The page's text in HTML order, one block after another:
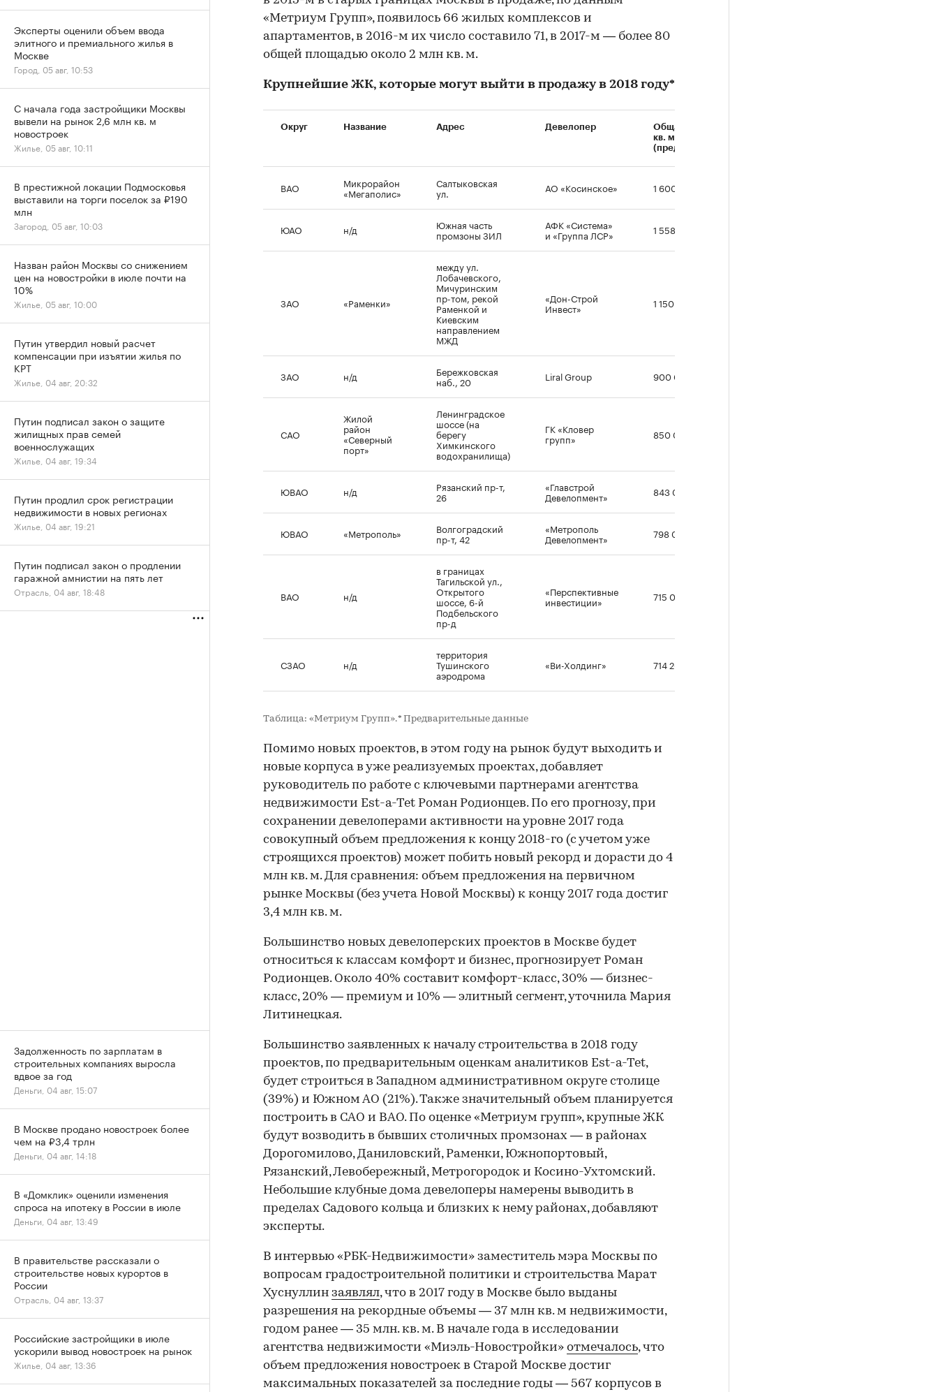
«Метриум Групп», появилось 66 жилых комплексов и
апартаментов, в 2016-м их число составило 71, в 2017-м — более 80
общей площадью около 2 млн кв. м.
Крупнейшие ЖК, которые могут выйти в продажу в 2018 году*
Округ Название Адрес Девелопер
Общая площадь,
кв. м
(предварительно)
ВАО Микрорайон
«Мегаполис»
Салтыковская
ул. АО «Косинское» 1 600 600
ЮАО н/д Южная часть
промзоны ЗИЛ
АФК «Система»
и «Группа ЛСР» 1 558 360
ЗАО «Раменки»
между ул.
Лобачевского,
Мичуринским
пр-том, рекой
Раменкой и
Киевским
направлением
МЖД
«Дон-Строй
Инвест» 1 150 000
ЗАО н/д Бережковская
наб., 20 Liral Group 900 000
САО
Жилой
район
«Северный
порт»
Ленинградское
шоссе (на
берегу
Химкинского
водохранилища)
ГК «Кловер
групп» 850 000
ЮВАО н/д Рязанский пр-т,
26
«Главстрой
Девелопмент» 843 000
ЮВАО «Метрополь» Волгоградский
пр-т, 42
«Метрополь
Девелопмент» 798 000
ВАО н/д
в границах
Тагильской ул.,
Открытого
шоссе, 6-й
Подбельского
пр-д
«Перспективные
инвестиции» 715 000
СЗАО н/д
территория
Тушинского
аэродрома
«Ви-Холдинг» 714 200
Таблица: «Метриум Групп». * Предварительные данные
Помимо новых проектов, в этом году на рынок будут выходить и
новые корпуса в уже реализуемых проектах, добавляет
руководитель по работе с ключевыми партнерами агентства
недвижимости Est-a-Tet Роман Родионцев. По его прогнозу, при
сохранении девелоперами активности на уровне 2017 года
совокупный объем предложения к концу 2018-го (с учетом уже
строящихся проектов) может побить новый рекорд и дорасти до 4
млн кв. м. Для сравнения: объем предложения на первичном
рынке Москвы (без учета Новой Москвы) к концу 2017 года достиг
3,4 млн кв. м.
Большинство новых девелоперских проектов в Москве будет
относиться к классам комфорт и бизнес, прогнозирует Роман
Родионцев. Около 40% составит комфорт-класс, 30% — бизнес-
класс, 20% — премиум и 10% — элитный сегмент, уточнила Мария
Литинецкая.
Большинство заявленных к началу строительства в 2018 году
проектов, по предварительным оценкам аналитиков Est-a-Tet,
будет строиться в Западном административном округе столице
(39%) и Южном АО (21%). Также значительный объем планируется
построить в САО и ВАО. По оценке «Метриум групп», крупные ЖК
будут возводить в бывших столичных промзонах — в районах
Дорогомилово, Даниловский, Раменки, Южнопортовый,
Рязанский, Левобережный, Метрогородок и Косино-Ухтомский.
Небольшие клубные дома девелоперы намерены выводить в
пределах Садового кольца и близких к нему районах, добавляют
эксперты.
В интервью «РБК-Недвижимости» заместитель мэра Москвы по
вопросам градостроительной политики и строительства Марат
Хуснуллин заявлял, что в 2017 году в Москве было выданы
разрешения на рекордные объемы — 37 млн кв. м недвижимости,
годом ранее — 35 млн. кв. м. В начале года в исследовании
агентства недвижимости «Миэль-Новостройки» отмечалось, что
объем предложения новостроек в Старой Москве достиг
максимальных показателей за последние годы — 567 корпусов в
Эксперты оценили объем ввода
элитного и премиального жилья в
Москве
Город, 05 авг, 10:53
С начала года застройщики Москвы
вывели на рынок 2,6 млн кв. м
новостроек
Жилье, 05 авг, 10:11
В престижной локации Подмосковья
выставили на торги поселок за ₽190
млн
Загород, 05 авг, 10:03
Назван район Москвы со снижением
цен на новостройки в июле почти на
10%
Жилье, 05 авг, 10:00
Путин утвердил новый расчет
компенсации при изъятии жилья по
КРТ
Жилье, 04 авг, 20:32
Путин подписал закон о защите
жилищных прав семей
военнослужащих
Жилье, 04 авг, 19:34
Путин продлил срок регистрации
недвижимости в новых регионах
Жилье, 04 авг, 19:21
Путин подписал закон о продлении
гаражной амнистии на пять лет
Отрасль, 04 авг, 18:48
Задолженность по зарплатам в
строительных компаниях выросла
вдвое за год
Деньги, 04 авг, 15:07
В Москве продано новостроек более
чем на ₽3,4 трлн
Деньги, 04 авг, 14:18
В «Домклик» оценили изменения
спроса на ипотеку в России в июле
Деньги, 04 авг, 13:49
В правительстве рассказали о
строительстве новых курортов в
России
Отрасль, 04 авг, 13:37
Российские застройщики в июле
ускорили вывод новостроек на рынок
Жилье, 04 авг, 13:36